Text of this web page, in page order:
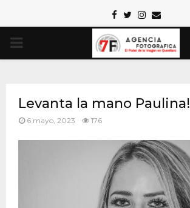
Facebook
TwitterInstagram
Email
PRIMARY
Levanta la mano Paulina!
6 mayo, 2023 176